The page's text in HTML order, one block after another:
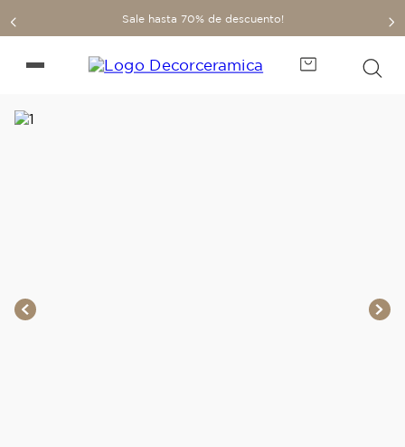
Sale hasta 70% de descuento!